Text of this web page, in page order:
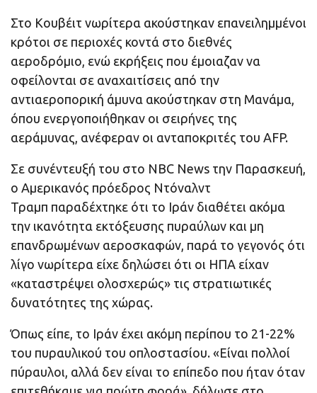
Στο Κουβέιτ νωρίτερα ακούστηκαν επανειλημμένοι
κρότοι σε περιοχές κοντά στο διεθνές
αεροδρόμιο, ενώ εκρήξεις που έμοιαζαν να
οφείλονται σε αναχαιτίσεις από την
αντιαεροπορική άμυνα ακούστηκαν στη Μανάμα,
όπου ενεργοποιήθηκαν οι σειρήνες της
αεράμυνας, ανέφεραν οι ανταποκριτές του AFP.
Σε συνέντευξή του στο NBC News την Παρασκευή,
ο Αμερικανός πρόεδρος Ντόναλντ
Τραμπ παραδέχτηκε ότι το Ιράν διαθέτει ακόμα
την ικανότητα εκτόξευσης πυραύλων και μη
επανδρωμένων αεροσκαφών, παρά το γεγονός ότι
λίγο νωρίτερα είχε δηλώσει ότι οι ΗΠΑ είχαν
«καταστρέψει ολοσχερώς» τις στρατιωτικές
δυνατότητες της χώρας.
Όπως είπε, το Ιράν έχει ακόμη περίπου το 21-22%
του πυραυλικού του οπλοστασίου. «Είναι πολλοί
πύραυλοι, αλλά δεν είναι το επίπεδο που ήταν όταν